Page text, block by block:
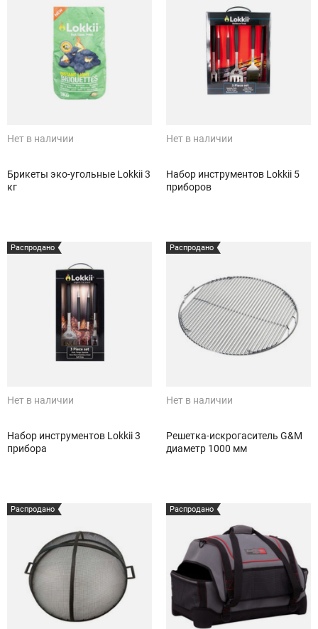
Нет в наличии
Брикеты эко-угольные Lokkii 3
кг
Нет в наличии
Набор инструментов Lokkii 5
приборов
Распродано
Нет в наличии
Набор инструментов Lokkii 3
прибора
Распродано
Нет в наличии
Решетка-искрогаситель G&M
диаметр 1000 мм
Распродано Распродано